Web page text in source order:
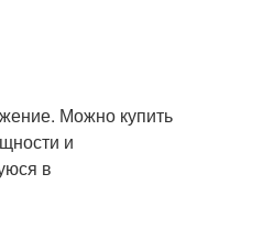
Можно купить
и
в